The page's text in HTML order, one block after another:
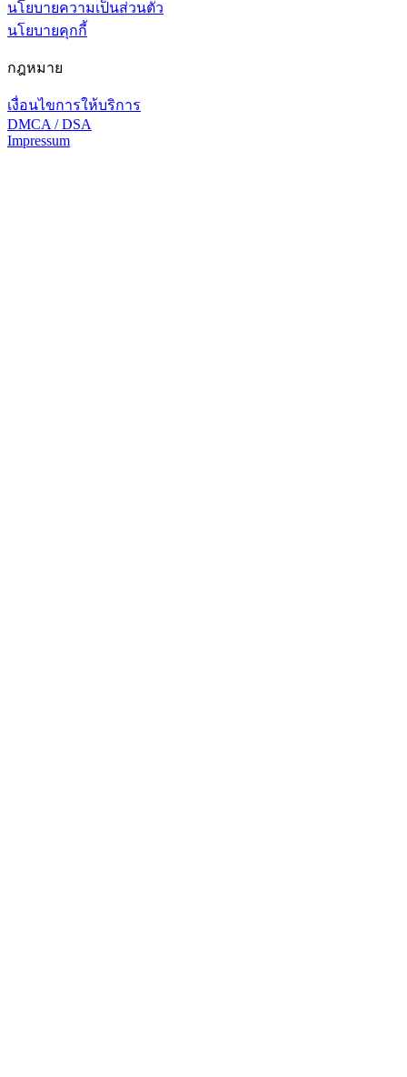
นโยบายความเป็นส่วนตัว
นโยบายคุกกี้
กฎหมาย
เงื่อนไขการให้บริการ
DMCA / DSA
Impressum